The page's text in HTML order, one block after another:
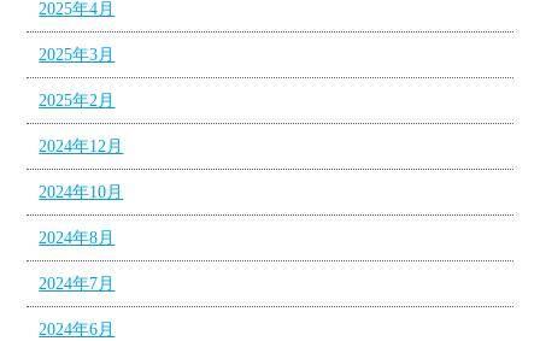
2025年4月
2025年3月
2025年2月
2024年12月
2024年10月
2024年8月
2024年7月
2024年6月